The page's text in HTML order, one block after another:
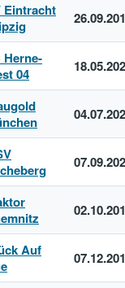
Eintracht
Herne-
04
Auf